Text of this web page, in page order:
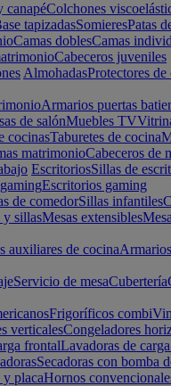
canapéColchones
tapizadasSomieresPatas
Camas doblesCamas
Cabeceros juveniles
AlmohadasProtectores de
Armarios puertas
de salónMuebles TV
cocinasTaburetes de cocina
matrimonioCabeceros de
EscritoriosSillas de
Escritorios gaming
de comedorSillas infantiles
y sillasMesas extensibles
auxiliares de cocina
Servicio de mesaCubertería
Frigoríficos combi
verticalesCongeladores
frontalLavadoras de
Secadoras con bomba
placaHornos